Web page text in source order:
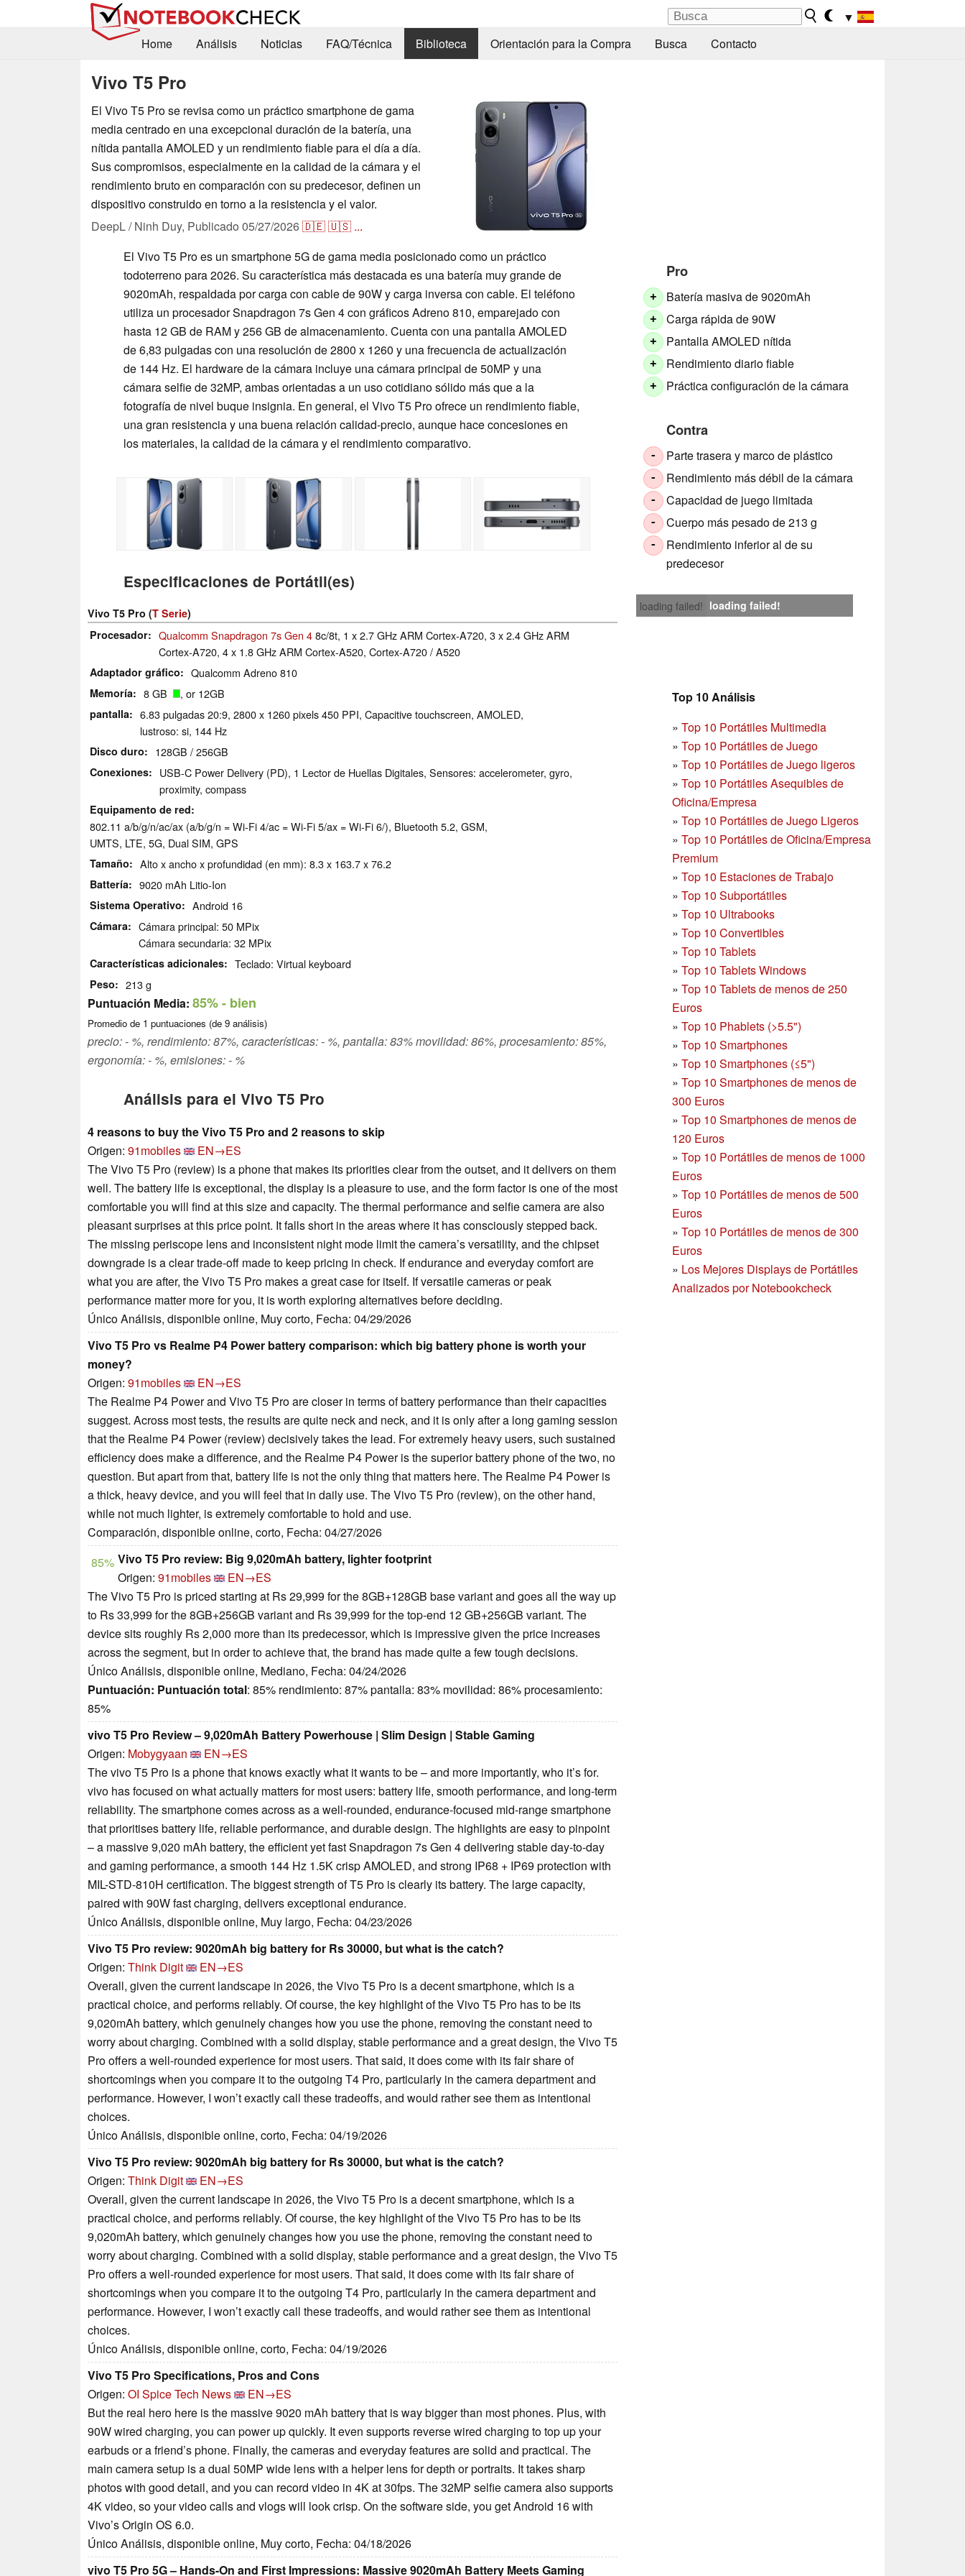
▼
Home
Análisis Noticias FAQ/Técnica Biblioteca Orientación para la Compra Busca Contacto
Vivo T5 Pro
El Vivo T5 Pro se revisa como un práctico smartphone de gama
media centrado en una excepcional duración de la batería, una
nítida pantalla AMOLED y un rendimiento fiable para el día a día.
Sus compromisos, especialmente en la calidad de la cámara y el
rendimiento bruto en comparación con su predecesor, definen un
dispositivo construido en torno a la resistencia y el valor.
DeepL / Ninh Duy, Publicado 05/27/2026🇩🇪🇺🇸 ...
Pro
+ Batería masiva de 9020mAh
+ Carga rápida de 90W
+ Pantalla AMOLED nítida
+ Rendimiento diario fiable
+ Práctica configuración de la cámara
Contra
- Parte trasera y marco de plástico
- Rendimiento más débil de la cámara
- Capacidad de juego limitada
- Cuerpo más pesado de 213 g
-
Rendimiento inferior al de su
predecesor
loading failed! loading failed!
El Vivo T5 Pro es un smartphone 5G de gama media posicionado como un práctico
todoterreno para 2026. Su característica más destacada es una batería muy grande de
9020mAh, respaldada por carga con cable de 90W y carga inversa con cable. El teléfono
utiliza un procesador Snapdragon 7s Gen 4 con gráficos Adreno 810, emparejado con
hasta 12 GB de RAM y 256 GB de almacenamiento. Cuenta con una pantalla AMOLED
de 6,83 pulgadas con una resolución de 2800 x 1260 y una frecuencia de actualización
de 144 Hz. El hardware de la cámara incluye una cámara principal de 50MP y una
cámara selfie de 32MP, ambas orientadas a un uso cotidiano sólido más que a la
fotografía de nivel buque insignia. En general, el Vivo T5 Pro ofrece un rendimiento fiable,
una gran resistencia y una buena relación calidad-precio, aunque hace concesiones en
los materiales, la calidad de la cámara y el rendimiento comparativo.
Top 10 Análisis
» Top 10 Portátiles Multimedia
» Top 10 Portátiles de Juego
» Top 10 Portátiles de Juego ligeros
» Top 10 Portátiles Asequibles de
Oficina/Empresa
» Top 10 Portátiles de Juego Ligeros
» Top 10 Portátiles de Oficina/Empresa
Premium
» Top 10 Estaciones de Trabajo
» Top 10 Subportátiles
» Top 10 Ultrabooks
» Top 10 Convertibles
» Top 10 Tablets
» Top 10 Tablets Windows
» Top 10 Tablets de menos de 250
Euros
» Top 10 Phablets (>5.5")
» Top 10 Smartphones
» Top 10 Smartphones (≤5")
» Top 10 Smartphones de menos de
300 Euros
» Top 10 Smartphonesde menos de
120 Euros
» Top 10 Portátiles de menos de 1000
Euros
» Top 10 Portátiles de menos de 500
Euros
» Top 10 Portátiles de menos de 300
Euros
» Los Mejores Displays de Portátiles
Analizados por Notebookcheck
Especificaciones de Portátil(es)
Vivo T5 Pro (T Serie)
Procesador
Qualcomm Snapdragon 7s Gen 48c/8t, 1 x 2.7 GHz ARM Cortex-A720, 3 x 2.4 GHz ARM
Cortex-A720, 4 x 1.8 GHz ARM Cortex-A520, Cortex-A720 / A520
Adaptador gráfico Qualcomm Adreno 810
Memoría 8 GB , or 12GB
pantalla
6.83 pulgadas 20:9, 2800 x 1260 pixels 450 PPI, Capacitive touchscreen, AMOLED,
lustroso: si, 144 Hz
Disco duro 128GB / 256GB
Conexiones
USB-C Power Delivery (PD), 1 Lector de Huellas Digitales, Sensores: accelerometer, gyro,
proximity, compass
Equipamento de red
802.11 a/b/g/n/ac/ax (a/b/g/n = Wi-Fi 4/ac = Wi-Fi 5/ax = Wi-Fi 6/), Bluetooth 5.2, GSM,
UMTS, LTE, 5G, Dual SIM, GPS
Tamaño Alto x ancho x profundidad (en mm): 8.3 x 163.7 x 76.2
Battería 9020 mAh Litio-Ion
Sistema Operativo Android 16
Cámara
Cámara principal: 50 MPix
Cámara secundaria: 32 MPix
Características adicionales Teclado: Virtual keyboard
Peso 213 g
Puntuación Media: 85%- bien
Promedio de 1 puntuaciones (de 9 análisis)
precio: - %, rendimiento: 87%, características: - %, pantalla: 83% movilidad: 86%, procesamiento: 85%,
ergonomía: - %, emisiones: - %
Análisis para el Vivo T5 Pro
4 reasons to buy the Vivo T5 Pro and 2 reasons to skip
Origen: 91mobiles
EN→ES
The Vivo T5 Pro (review) is a phone that makes its priorities clear from the outset, and it delivers on them
well. The battery life is exceptional, the display is a pleasure to use, and the form factor is one of the most
comfortable you will find at this size and capacity. The thermal performance and selfie camera are also
pleasant surprises at this price point. It falls short in the areas where it has consciously stepped back.
The missing periscope lens and inconsistent night mode limit the camera’s versatility, and the chipset
downgrade is a clear trade-off made to keep pricing in check. If endurance and everyday comfort are
what you are after, the Vivo T5 Pro makes a great case for itself. If versatile cameras or peak
performance matter more for you, it is worth exploring alternatives before deciding.
Único Análisis, disponible online, Muy corto, Fecha: 04/29/2026
Vivo T5 Pro vs Realme P4 Power battery comparison: which big battery phone is worth your
money?
Origen: 91mobiles
EN→ES
The Realme P4 Power and Vivo T5 Pro are closer in terms of battery performance than their capacities
suggest. Across most tests, the results are quite neck and neck, and it is only after a long gaming session
that the Realme P4 Power (review) decisively takes the lead. For extremely heavy users, such sustained
efficiency does make a difference, and the Realme P4 Power is the superior battery phone of the two, no
question. But apart from that, battery life is not the only thing that matters here. The Realme P4 Power is
a thick, heavy device, and you will feel that in daily use. The Vivo T5 Pro (review), on the other hand,
while not much lighter, is extremely comfortable to hold and use.
Comparación, disponible online, corto, Fecha: 04/27/2026
85% Vivo T5 Pro review: Big 9,020mAh battery, lighter footprint
Origen: 91mobiles
EN→ES
The Vivo T5 Pro is priced starting at Rs 29,999 for the 8GB+128GB base variant and goes all the way up
to Rs 33,999 for the 8GB+256GB variant and Rs 39,999 for the top-end 12 GB+256GB variant. The
device sits roughly Rs 2,000 more than its predecessor, which is impressive given the price increases
across the segment, but in order to achieve that, the brand has made quite a few tough decisions.
Único Análisis, disponible online, Mediano, Fecha: 04/24/2026
Puntuación: Puntuación total: 85% rendimiento: 87% pantalla: 83% movilidad: 86% procesamiento:
85%
vivo T5 Pro Review – 9,020mAh Battery Powerhouse | Slim Design | Stable Gaming
Origen: Mobygyaan
EN→ES
The vivo T5 Pro is a phone that knows exactly what it wants to be – and more importantly, who it’s for.
vivo has focused on what actually matters for most users: battery life, smooth performance, and long-term
reliability. The smartphone comes across as a well-rounded, endurance-focused mid-range smartphone
that prioritises battery life, reliable performance, and durable design. The highlights are easy to pinpoint
– a massive 9,020 mAh battery, the efficient yet fast Snapdragon 7s Gen 4 delivering stable day-to-day
and gaming performance, a smooth 144 Hz 1.5K crisp AMOLED, and strong IP68 + IP69 protection with
MIL-STD-810H certification. The biggest strength of T5 Pro is clearly its battery. The large capacity,
paired with 90W fast charging, delivers exceptional endurance.
Único Análisis, disponible online, Muy largo, Fecha: 04/23/2026
Vivo T5 Pro review: 9020mAh big battery for Rs 30000, but what is the catch?
Origen: Think Digit
EN→ES
Overall, given the current landscape in 2026, the Vivo T5 Pro is a decent smartphone, which is a
practical choice, and performs reliably. Of course, the key highlight of the Vivo T5 Pro has to be its
9,020mAh battery, which genuinely changes how you use the phone, removing the constant need to
worry about charging. Combined with a solid display, stable performance and a great design, the Vivo T5
Pro offers a well-rounded experience for most users. That said, it does come with its fair share of
shortcomings when you compare it to the outgoing T4 Pro, particularly in the camera department and
performance. However, I won’t exactly call these tradeoffs, and would rather see them as intentional
choices.
Único Análisis, disponible online, corto, Fecha: 04/19/2026
Vivo T5 Pro review: 9020mAh big battery for Rs 30000, but what is the catch?
Origen: Think Digit
EN→ES
Overall, given the current landscape in 2026, the Vivo T5 Pro is a decent smartphone, which is a
practical choice, and performs reliably. Of course, the key highlight of the Vivo T5 Pro has to be its
9,020mAh battery, which genuinely changes how you use the phone, removing the constant need to
worry about charging. Combined with a solid display, stable performance and a great design, the Vivo T5
Pro offers a well-rounded experience for most users. That said, it does come with its fair share of
shortcomings when you compare it to the outgoing T4 Pro, particularly in the camera department and
performance. However, I won’t exactly call these tradeoffs, and would rather see them as intentional
choices.
Único Análisis, disponible online, corto, Fecha: 04/19/2026
Vivo T5 Pro Specifications, Pros and Cons
Origen: OI Spice Tech News
EN→ES
But the real hero here is the massive 9020 mAh battery that is way bigger than most phones. Plus, with
90W wired charging, you can power up quickly. It even supports reverse wired charging to top up your
earbuds or a friend’s phone. Finally, the cameras and everyday features are solid and practical. The
main camera setup is a dual 50MP wide lens with a helper lens for depth or portraits. It takes sharp
photos with good detail, and you can record video in 4K at 30fps. The 32MP selfie camera also supports
4K video, so your video calls and vlogs will look crisp. On the software side, you get Android 16 with
Vivo’s Origin OS 6.0.
Único Análisis, disponible online, Muy corto, Fecha: 04/18/2026
vivo T5 Pro 5G – Hands-On and First Impressions: Massive 9020mAh Battery Meets Gaming